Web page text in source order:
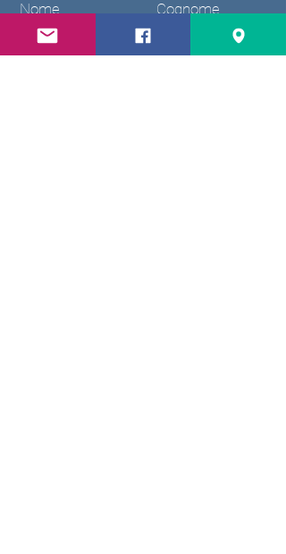
Nome Cognome